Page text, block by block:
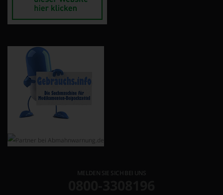
MELDEN SIE SICH BEI UNS